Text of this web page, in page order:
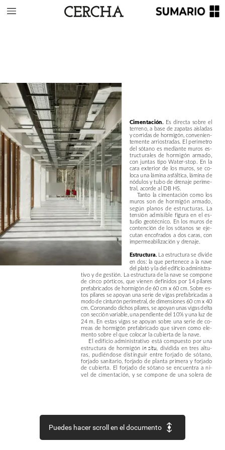
Cimentación. Es directa sobre el
terreno, a basede zapatas aisladas
ycorridasdehormigón,convenien-
temente arriostradas. El perímetro
del sótano es mediante muros es-
tructurales de hormigón armado,
con juntas tipo Water-stop. En la
cara exterior de los muros, se co-
loca una lámina asfáltica, lámina de
nódulosytubode drenajeperime-
tral, acorde al DB HS.
Tanto la cimentación como los
muros son de hormigón armado,
según planos de estructuras. La
tensión admisible figura en el es-
tudio geotécnico. En los muros de
contención de los sótanos se eje-
cutan encofrados a dos caras, con
impermeabilización y drenaje.
Estructura. Laestructura sedivide
en dos: la que pertenece a la nave
delplatóyladel edificioadministra-
tivoydegestión. La estructura de la navese compone
de cinco pórticos, quevienen definidos por 14 pilares
prefabricados dehormigónde60 cm x60cm. Sobrees-
tospilaresseapoyanuna seriedevigasprefabricadasa
mododecinturónperimetral,dedimensiones60cm x40
cm.Coronandodichospilares, seapoyanunasvigasdelta
consecciónvariable,unapendientedel 10%yuna luzde
24 m. En estas vigas se apoyan sobre una serie de co-
rreas de hormigón prefabricado que sirven como ele-
mento sobre el que colocar lacubierta de la nave.
El edificio administrativo está compuesto por una
estructura de hormigón in situ, dividida en tres altu-
ras, pudiéndose distinguir entre forjado de sótano,
forjado sanitario, forjado de planta primera y forjado
de cubierta. El forjado de sótano se encuentra a ni-
vel de cimentación, y se compone de una solera de
Puedes hacer scroll en el documento